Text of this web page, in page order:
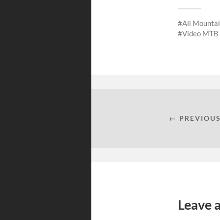
Mountain
Biking
All
Video MTB
←
Leave